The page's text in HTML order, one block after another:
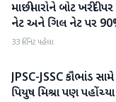
રાષ્ટ્રીય
માછીમારોને બોટ
નેટ અને ગિલ નેટ પર
33 મિનિટ પહેલા
રાષ્ટ્રીય
JPSC-JSSC કૌભાંડ સામે
પિયુષ મિશ્રા પણ પહોંચ્યા